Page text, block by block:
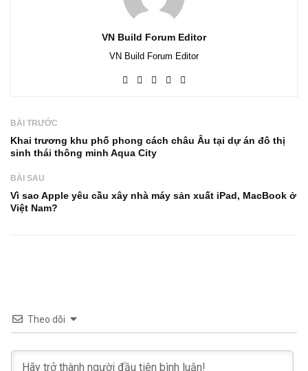
VN Build Forum Editor
VN Build Forum Editor
BÀI TRƯỚC
Khai trương khu phố phong cách châu Âu tại dự án đô thị
sinh thái thông minh Aqua City
BÀI SAU
Vì sao Apple yêu cầu xây nhà máy sản xuất iPad, MacBook ở
Việt Nam?
Theo dõi